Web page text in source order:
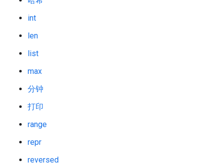
int
len
list
max
分钟
打印
range
repr
reversed